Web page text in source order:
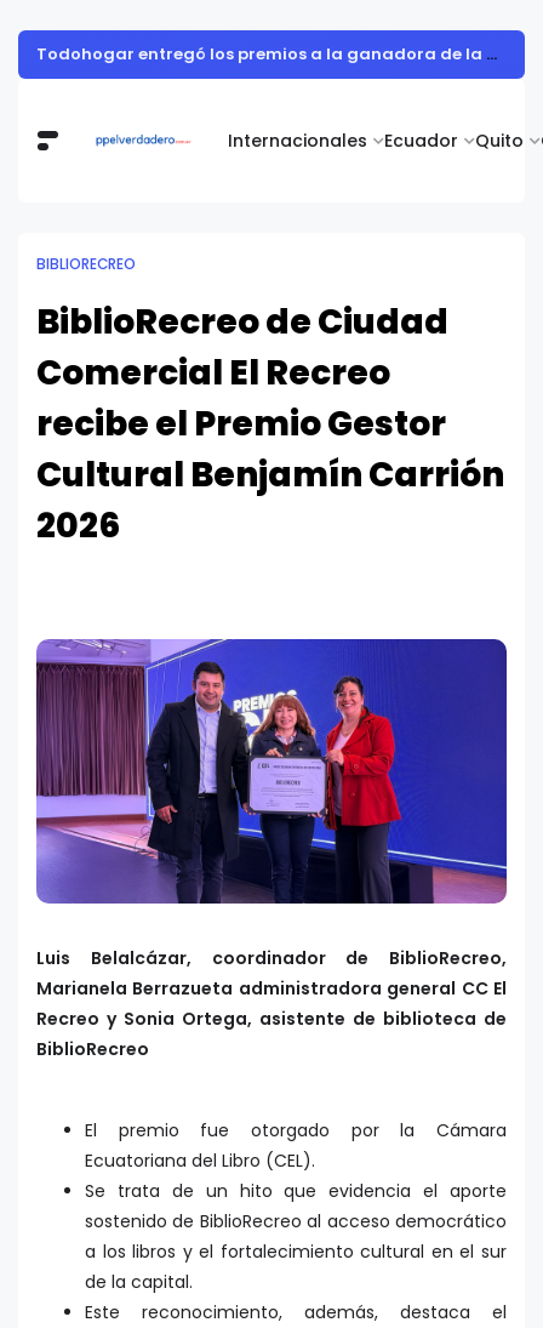
Internacionales Ecuador Quito
Todohogar entregó los premios a la ganadora de la campaña “Puertatlón Futbolero”
BIBLIORECREO
BiblioRecreo de Ciudad
Comercial El Recreo
recibe el Premio Gestor
Cultural Benjamín Carrión
2026
Luis Belalcázar, coordinador de BiblioRecreo,
Marianela Berrazueta administradora general CC El
Recreo y Sonia Ortega, asistente de biblioteca de
BiblioRecreo
El premio fue otorgado por la Cámara
Ecuatoriana del Libro (CEL).
Se trata de un hito que evidencia el aporte
sostenido de BiblioRecreo al acceso democrático
a los libros y el fortalecimiento cultural en el sur
de la capital.
Este reconocimiento, además, destaca el